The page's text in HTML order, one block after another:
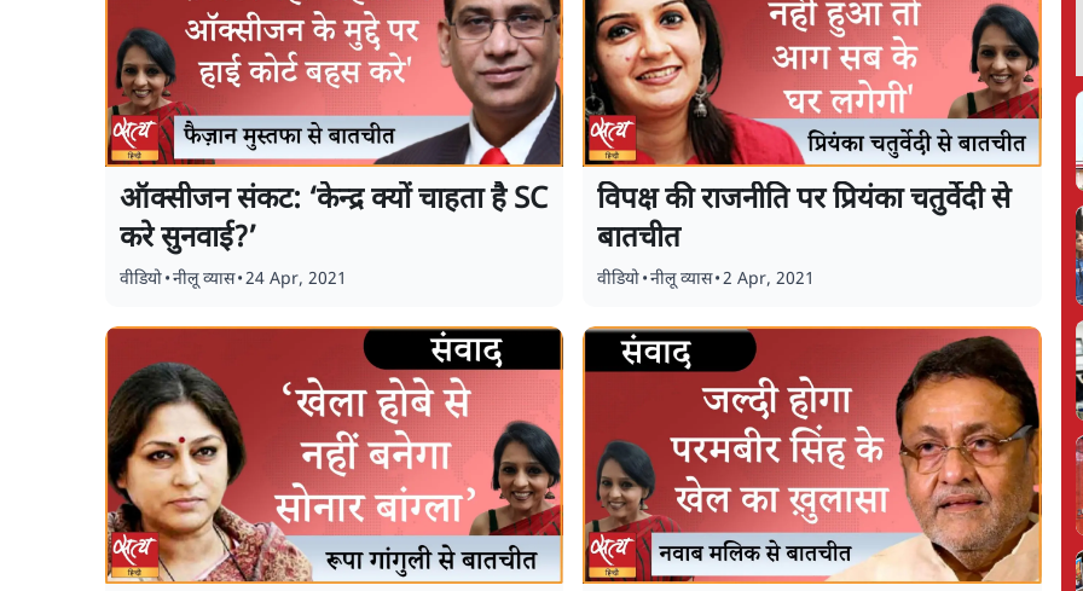
ऑक्सीजन संकट: ‘केन्द्र क्यों चाहता है SC
करे सुनवाई?’
वीडियो•नीलू व्यास•24 Apr, 2021
विपक्ष की राजनीति पर प्रियंका चतुर्वेदी से
बातचीत
वीडियो•नीलू व्यास•2 Apr, 2021